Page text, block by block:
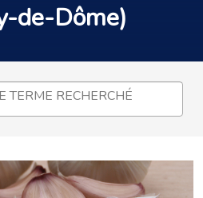
de-Dôme)